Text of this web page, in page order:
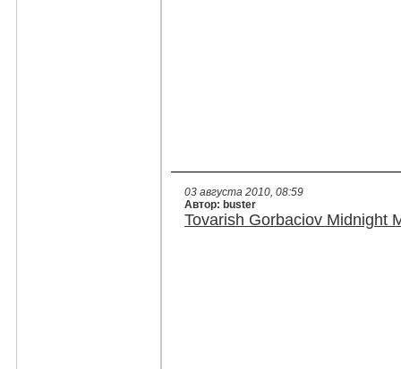
03 августа 2010, 08:59
Автор: buster
Tovarish Gorbaciov Midnight